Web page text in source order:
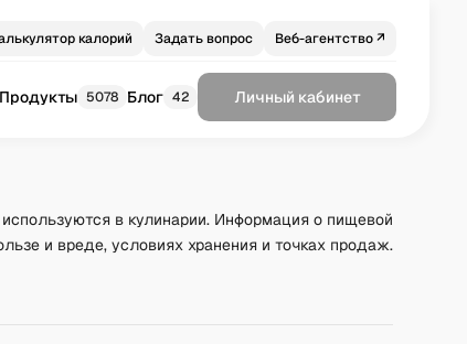
калорий Задать вопрос Веб-агентство ↗
Продукты 5078 Блог 42 Личный кабинет
в кулинарии. Информация о пищевой
и вреде, условиях хранения и точках продаж.